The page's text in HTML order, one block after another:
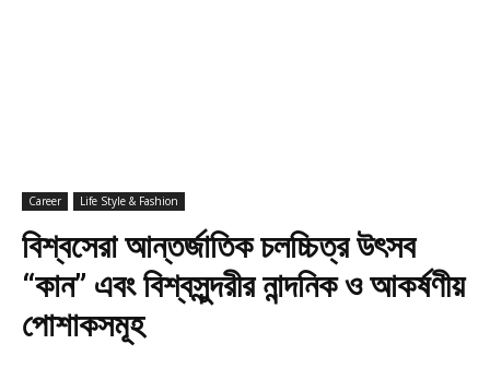
Career Life Style & Fashion
বিশ্বসেরা আন্তর্জাতিক চলচ্চিত্র উৎসব
“কান” এবং বিশ্বসুন্দরীর নান্দনিক ও আকর্ষণীয়
পোশাকসমূহ